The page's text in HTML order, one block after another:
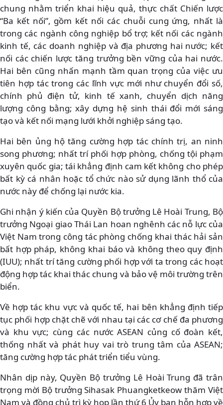
chung nhằm triển khai hiệu quả, thực chất Chiến lược
“Ba kết nối”, gồm kết nối các chuỗi cung ứng, nhất là
trong các ngành công nghiệp bổ trợ; kết nối các ngành
kinh tế, các doanh nghiệp và địa phương hai nước; kết
nối các chiến lược tăng trưởng bền vững của hai nước.
Hai bên cũng nhấn mạnh tầm quan trọng của việc ưu
tiên hợp tác trong các lĩnh vực mới như chuyển đổi số,
chính phủ điện tử, kinh tế xanh, chuyển dịch năng
lượng công bằng; xây dựng hệ sinh thái đổi mới sáng
tạo và kết nối mạng lưới khởi nghiệp sáng tạo.
Hai bên ủng hộ tăng cường hợp tác chính trị, an ninh
song phương; nhất trí phối hợp phòng, chống tội phạm
xuyên quốc gia; tái khẳng định cam kết không cho phép
bất kỳ cá nhân hoặc tổ chức nào sử dụng lãnh thổ của
nước này để chống lại nước kia.
Ghi nhận ý kiến của Quyền Bộ trưởng Lê Hoài Trung, Bộ
trưởng Ngoại giao Thái Lan hoan nghênh các nỗ lực của
Việt Nam trong công tác phòng chống khai thác hải sản
bất hợp pháp, không khai báo và không theo quy định
(IUU); nhất trí tăng cường phối hợp với ta trong các hoạt
động hợp tác khai thác chung và bảo vệ môi trường trên
biển.
Về hợp tác khu vực và quốc tế, hai bên khẳng định tiếp
tục phối hợp chặt chẽ với nhau tại các cơ chế đa phương
và khu vực; cùng các nước ASEAN củng cố đoàn kết,
thống nhất và phát huy vai trò trung tâm của ASEAN;
tăng cường hợp tác phát triển tiểu vùng.
Nhân dịp này, Quyền Bộ trưởng Lê Hoài Trung đã trân
trọng mời Bộ trưởng Sihasak Phuangketkeow thăm Việt
Nam và đồng chủ trì kỳ họp lần thứ 6 Ủy ban hỗn hợp về